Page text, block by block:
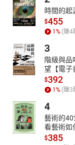
時間的起
$455
1 % (賺4
3
階級與
望【電子
$392
1 % (賺3
4
藝術的
看藝術如
$385